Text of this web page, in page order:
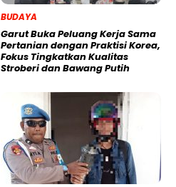
BUDAYA
Garut Buka Peluang Kerja Sama
Pertanian dengan Praktisi Korea,
Fokus Tingkatkan Kualitas
Stroberi dan Bawang Putih